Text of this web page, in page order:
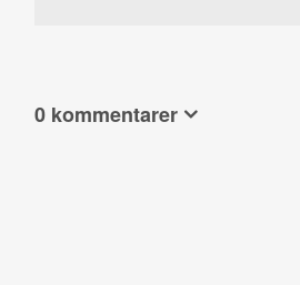
0 kommentarer